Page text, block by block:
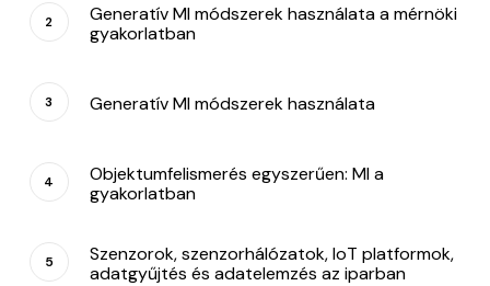
Generatív MI módszerek használata a mérnöki
gyakorlatban
Generatív MI módszerek használata
Objektumfelismerés egyszerűen: MI a
gyakorlatban
Szenzorok, szenzorhálózatok, IoT platformok,
adatgyűjtés és adatelemzés az iparban